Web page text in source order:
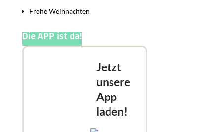
Frohe Weihnachten
Die APP ist da!
Jetzt
unsere
App
laden!